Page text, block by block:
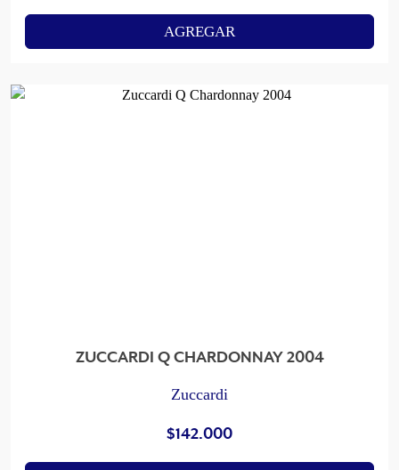
AGREGAR
ZUCCARDI Q CHARDONNAY 2004
Zuccardi
$142.000